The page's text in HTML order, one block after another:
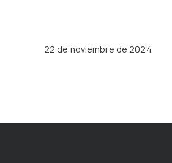
22 de noviembre de 2024